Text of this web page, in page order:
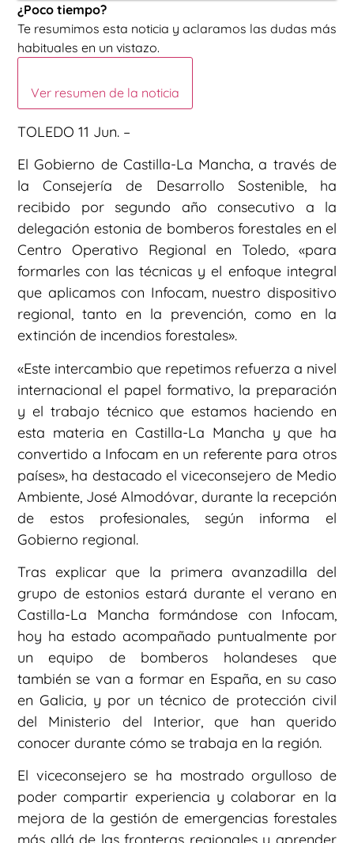
¿Poco tiempo?
Te resumimos esta noticia y aclaramos las dudas más
habituales en un vistazo.
Ver resumen de la noticia
TOLEDO 11 Jun. –
El Gobierno de Castilla-La Mancha, a través de
la Consejería de Desarrollo Sostenible, ha
recibido por segundo año consecutivo a la
delegación estonia de bomberos forestales en el
Centro Operativo Regional en Toledo, «para
formarles con las técnicas y el enfoque integral
que aplicamos con Infocam, nuestro dispositivo
regional, tanto en la prevención, como en la
extinción de incendios forestales».
«Este intercambio que repetimos refuerza a nivel
internacional el papel formativo, la preparación
y el trabajo técnico que estamos haciendo en
esta materia en Castilla-La Mancha y que ha
convertido a Infocam en un referente para otros
países», ha destacado el viceconsejero de Medio
Ambiente, José Almodóvar, durante la recepción
de estos profesionales, según informa el
Gobierno regional.
Tras explicar que la primera avanzadilla del
grupo de estonios estará durante el verano en
Castilla-La Mancha formándose con Infocam,
hoy ha estado acompañado puntualmente por
un equipo de bomberos holandeses que
también se van a formar en España, en su caso
en Galicia, y por un técnico de protección civil
del Ministerio del Interior, que han querido
conocer durante cómo se trabaja en la región.
El viceconsejero se ha mostrado orgulloso de
poder compartir experiencia y colaborar en la
mejora de la gestión de emergencias forestales